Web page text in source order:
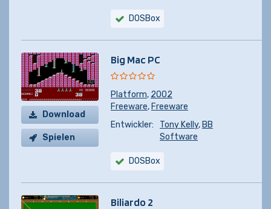
DOSBox
Download
Spielen
Big Mac PC
Platform, 2002
Freeware, Freeware
Entwickler:
Tony Kelly, BB
Software
DOSBox
Biliardo 2